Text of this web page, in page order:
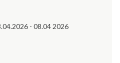
- 08.04 2026